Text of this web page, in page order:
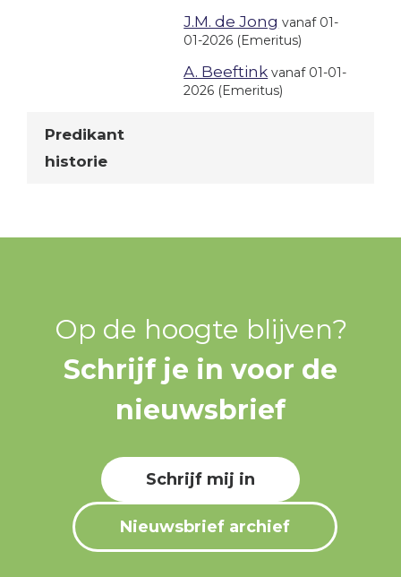
J.M. de Jong vanaf 01-
01-2026 (Emeritus)
A. Beeftink vanaf 01-01-
2026 (Emeritus)
Predikant
historie
Op de hoogte blijven?
Schrijf je in voor de
nieuwsbrief
Schrijf mij in
Nieuwsbrief archief